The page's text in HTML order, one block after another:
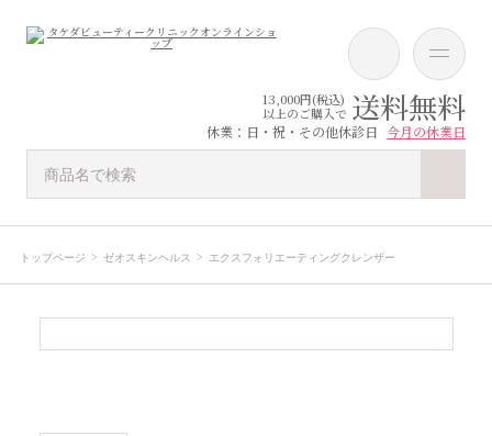
13,000円(税込)
以上のご購入で 送料無料
休業：日・祝・その他休診日 今月の休業日
トップページ ゼオスキンヘルス エクスフォリエーティングクレンザー